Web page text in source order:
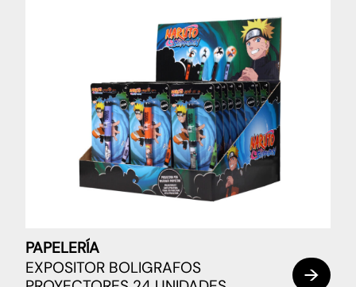
PAPELERÍA
EXPOSITOR BOLIGRAFOS